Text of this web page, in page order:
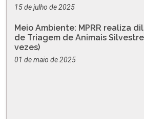
15 de julho de 2025
Meio Ambiente: MPRR realiza
de Triagem de Animais
vezes)
01 de maio de 2025